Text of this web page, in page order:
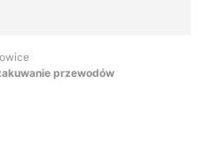
przewodów